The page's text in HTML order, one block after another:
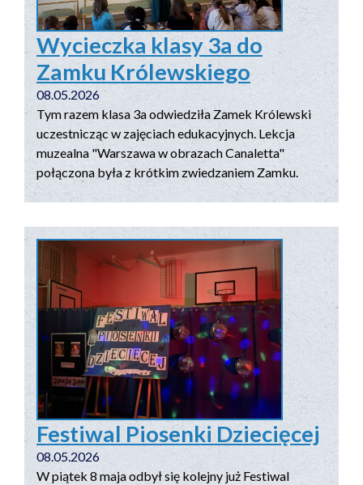
Wycieczka klasy 3a do
Zamku Królewskiego
08.05.2026
Tym razem klasa 3a odwiedziła Zamek Królewski
uczestnicząc w zajęciach edukacyjnych. Lekcja
muzealna "Warszawa w obrazach Canaletta"
połączona była z krótkim zwiedzaniem Zamku.
Festiwal Piosenki Dziecięcej
08.05.2026
W piątek 8 maja odbył się kolejny już Festiwal